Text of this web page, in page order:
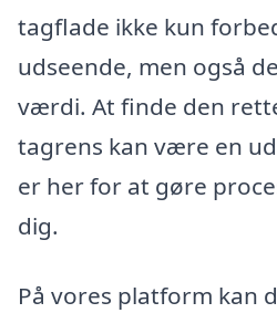
tagflade ikke kun
udseende, men også
værdi. At finde den
tagrens kan være en
er her for at gøre
dig.
På vores platform kan